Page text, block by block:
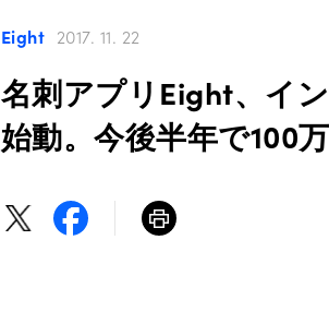
Eight 2017. 11. 22
名刺アプリEight、イ
始動。今後半年で100